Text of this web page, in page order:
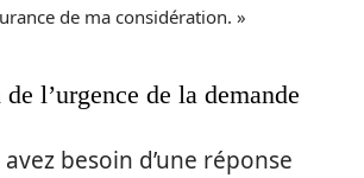
de ma considération. »
l’urgence de la demande
besoin d’une réponse